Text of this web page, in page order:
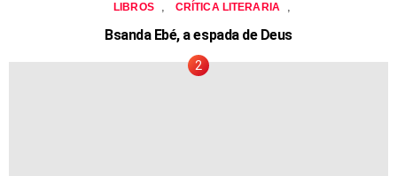
LIBROS CRÍTICA LITERARIA
Bsanda Ebé, a espada de Deus